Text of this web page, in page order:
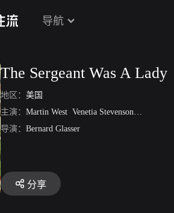
导航
The Sergeant Was A Lady
地区： 美国
主演： Martin West Venetia Stevenson
比尔·威
导演： Bernard Glasser
分享